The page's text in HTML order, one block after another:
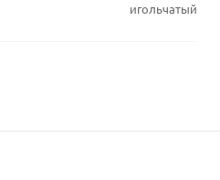
игольчатый